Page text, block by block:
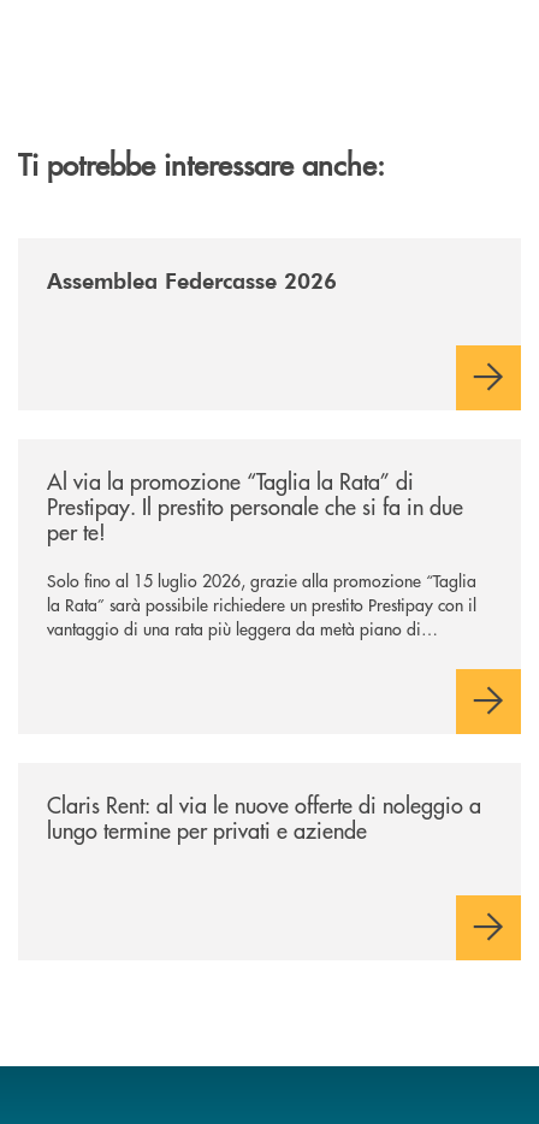
Ti potrebbe interessare anche:
Assemblea Federcasse 2026
Al via la promozione “Taglia la Rata” di
Prestipay. Il prestito personale che si fa in due
per te!
Solo fino al 15 luglio 2026, grazie alla promozione “Taglia
la Rata” sarà possibile richiedere un prestito Prestipay con il
vantaggio di una rata più leggera da metà piano di
Claris Rent: al via le nuove offerte di noleggio a
lungo termine per privati e aziende